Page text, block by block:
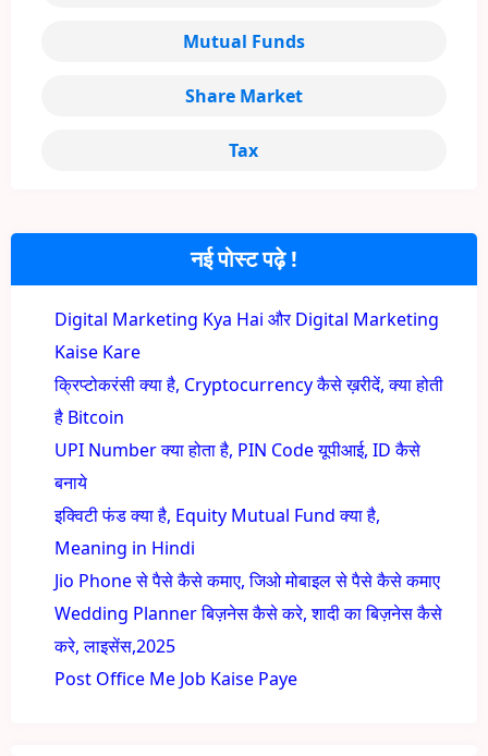
नई पोस्ट पढ़े !
Digital Marketing Kya Hai और Digital Marketing
Kaise Kare
क्रिप्टोकरंसी क्या है, Cryptocurrency कैसे ख़रीदें, क्या होती
है Bitcoin
UPI Number क्या होता है, PIN Code यूपीआई, ID कैसे
बनाये
इक्विटी फंड क्या है, Equity Mutual Fund क्या है,
Meaning in Hindi
Jio Phone से पैसे कैसे कमाए, जिओ मोबाइल से पैसे कैसे कमाए
Wedding Planner बिज़नेस कैसे करे, शादी का बिज़नेस कैसे
करे, लाइसेंस,2025
Post Office Me Job Kaise Paye
Mutual Funds
Share Market
Tax